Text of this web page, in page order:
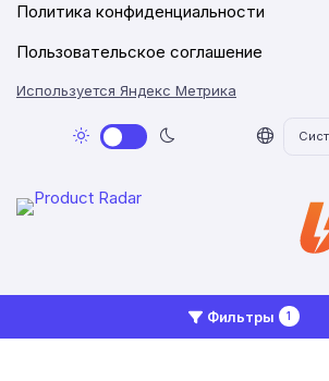
Фильтры 1
Политика конфиденциальности
Пользовательское соглашение
Используется Яндекс Метрика
2026 © Networkly.app